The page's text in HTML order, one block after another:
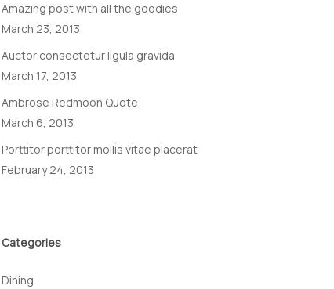
Amazing post with all the goodies
March 23, 2013
Auctor consectetur ligula gravida
March 17, 2013
Ambrose Redmoon Quote
March 6, 2013
Porttitor porttitor mollis vitae placerat
February 24, 2013
Categories
Dining